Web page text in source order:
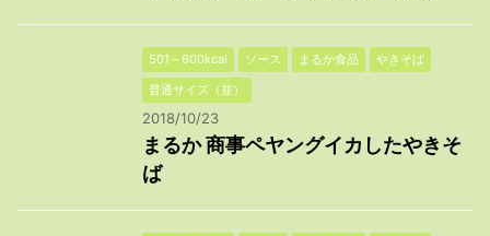
501～600kcal ソース まるか食品
やきそば
普通サイズ（並）
2018/10/23
まるか 商事ペヤングイカしたやきそ
ば